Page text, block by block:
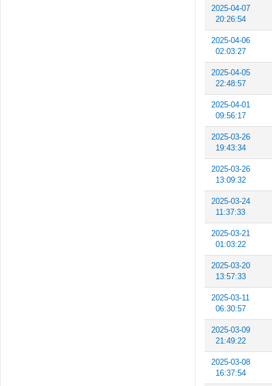
2025-04-07
20:26:54
2025-04-06
02:03:27
2025-04-05
22:48:57
2025-04-01
09:56:17
2025-03-26
19:43:34
2025-03-26
13:09:32
2025-03-24
11:37:33
2025-03-21
01:03:22
2025-03-20
13:57:33
2025-03-11
06:30:57
2025-03-09
21:49:22
2025-03-08
16:37:54